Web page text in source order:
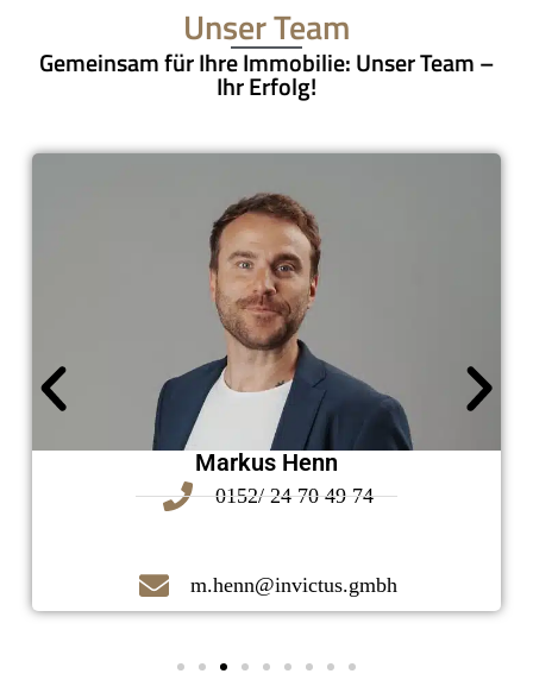
Unser Team
Gemeinsam für Ihre Immobilie: Unser Team –
Ihr Erfolg!
Markus Henn
0152/ 24 70 49 74
m.henn@invictus.gmbh